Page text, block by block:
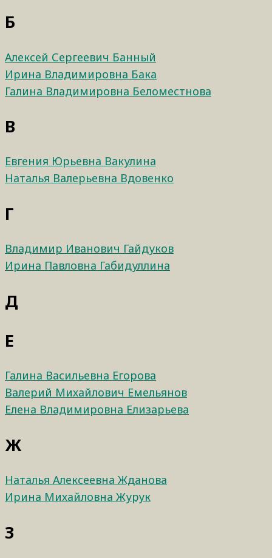
Б
Алексей Сергеевич Банный
Ирина Владимировна Бака
Галина Владимировна Беломестнова
В
Евгения Юрьевна Вакулина
Наталья Валерьевна Вдовенко
Г
Владимир Иванович Гайдуков
Ирина Павловна Габидуллина
Д
Е
Галина Васильевна Егорова
Валерий Михайлович Емельянов
Елена Владимировна Елизарьева
Ж
Наталья Алексеевна Жданова
Ирина Михайловна Журук
З